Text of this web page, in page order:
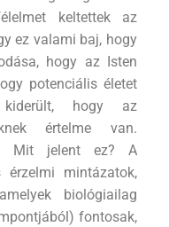
keltettek az
ez valami baj, hogy
hogy az Isten
potenciális életet
hogy az
értelme van.
Mit jelent ez? A
érzelmi mintázatok,
biológiailag
fontosak,